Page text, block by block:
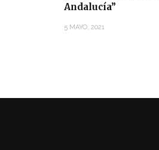
Andalucía”
5 MAYO, 2021